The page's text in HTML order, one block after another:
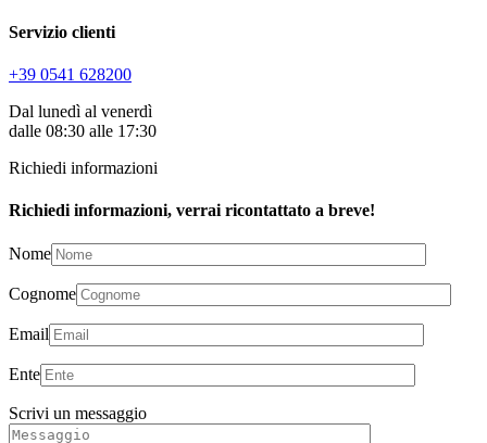
Servizio clienti
+39 0541 628200
Dal lunedì al venerdì
dalle 08:30 alle 17:30
Richiedi informazioni
Richiedi informazioni, verrai ricontattato a breve!
Nome
Cognome
Email
Ente
Scrivi un messaggio